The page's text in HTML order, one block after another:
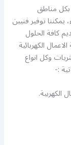
خدمات على مدار 24 ساعة بكل مناطق
يمكننا توفير فنيين
كافة الحلول
الكهربائية
وكل انواع
:-